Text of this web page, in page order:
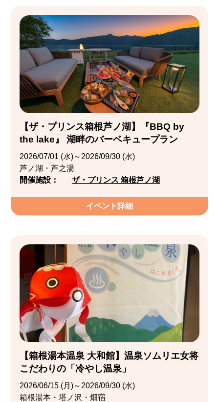
【ザ・プリンス箱根芦ノ湖】『BBQ by
the lake』 湖畔のバーベキュープラン
2026/07/01 (水)～2026/09/30 (水)
芦ノ湖・芦之湯
開催施設：
ザ・プリンス 箱根芦ノ湖
イベント詳細
【箱根湯本温泉 大和館】温泉ソムリエ女将
こだわりの「冷やし温泉」
2026/06/15 (月)～2026/09/30 (水)
箱根湯本・塔ノ沢・畑宿